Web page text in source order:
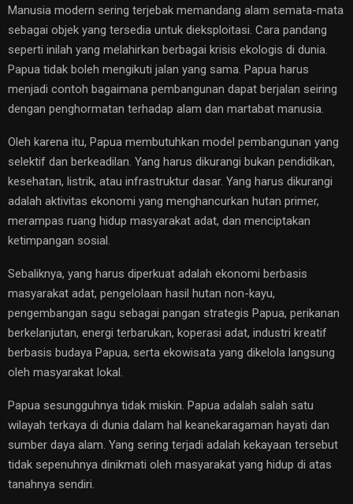
Manusia modern sering terjebak memandang alam semata-mata
sebagai objek yang tersedia untuk dieksploitasi. Cara pandang
seperti inilah yang melahirkan berbagai krisis ekologis di dunia.
Papua tidak boleh mengikuti jalan yang sama. Papua harus
menjadi contoh bagaimana pembangunan dapat berjalan seiring
dengan penghormatan terhadap alam dan martabat manusia.
Oleh karena itu, Papua membutuhkan model pembangunan yang
selektif dan berkeadilan. Yang harus dikurangi bukan pendidikan,
kesehatan, listrik, atau infrastruktur dasar. Yang harus dikurangi
adalah aktivitas ekonomi yang menghancurkan hutan primer,
merampas ruang hidup masyarakat adat, dan menciptakan
ketimpangan sosial.
Sebaliknya, yang harus diperkuat adalah ekonomi berbasis
masyarakat adat, pengelolaan hasil hutan non-kayu,
pengembangan sagu sebagai pangan strategis Papua, perikanan
berkelanjutan, energi terbarukan, koperasi adat, industri kreatif
berbasis budaya Papua, serta ekowisata yang dikelola langsung
oleh masyarakat lokal.
Papua sesungguhnya tidak miskin. Papua adalah salah satu
wilayah terkaya di dunia dalam hal keanekaragaman hayati dan
sumber daya alam. Yang sering terjadi adalah kekayaan tersebut
tidak sepenuhnya dinikmati oleh masyarakat yang hidup di atas
tanahnya sendiri.